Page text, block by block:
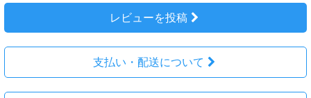
レビューを投稿
支払い・配送について